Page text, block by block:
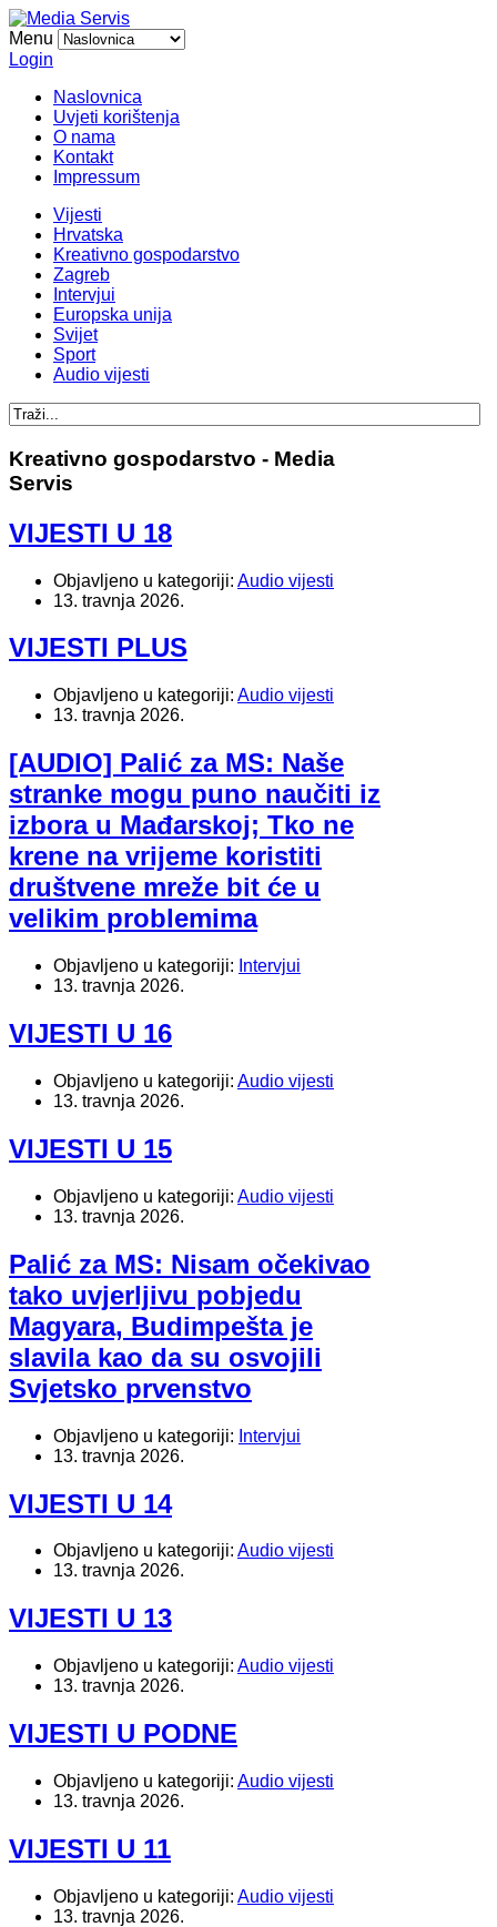
Menu
Login
Naslovnica
Uvjeti korištenja
O nama
Kontakt
Impressum
Vijesti
Hrvatska
Kreativno gospodarstvo
Zagreb
Intervjui
Europska unija
Svijet
Sport
Audio vijesti
Kreativno gospodarstvo - Media
Servis
VIJESTI U 18
Objavljeno u kategoriji: Audio vijesti
13. travnja 2026.
VIJESTI PLUS
Objavljeno u kategoriji: Audio vijesti
13. travnja 2026.
[AUDIO] Palić za MS: Naše
stranke mogu puno naučiti iz
izbora u Mađarskoj; Tko ne
krene na vrijeme koristiti
društvene mreže bit će u
velikim problemima
Objavljeno u kategoriji: Intervjui
13. travnja 2026.
VIJESTI U 16
Objavljeno u kategoriji: Audio vijesti
13. travnja 2026.
VIJESTI U 15
Objavljeno u kategoriji: Audio vijesti
13. travnja 2026.
Palić za MS: Nisam očekivao
tako uvjerljivu pobjedu
Magyara, Budimpešta je
slavila kao da su osvojili
Svjetsko prvenstvo
Objavljeno u kategoriji: Intervjui
13. travnja 2026.
VIJESTI U 14
Objavljeno u kategoriji: Audio vijesti
13. travnja 2026.
VIJESTI U 13
Objavljeno u kategoriji: Audio vijesti
13. travnja 2026.
VIJESTI U PODNE
Objavljeno u kategoriji: Audio vijesti
13. travnja 2026.
VIJESTI U 11
Objavljeno u kategoriji: Audio vijesti
13. travnja 2026.